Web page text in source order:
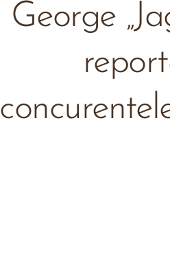
George